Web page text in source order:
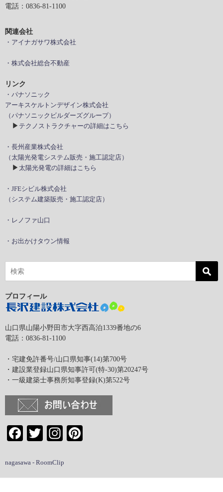
電話：0836-81-1100
関連会社
・アイナガサワ株式会社
・株式会社総合不動産
リンク
・パナソニック
アーキスケルトンデザイン株式会社
（パナソニックビルダーズグループ）
▶ テクノストラクチャーの詳細はこちら
・長州産業株式会社
（太陽光発電システム販売・施工認定店）
▶ 太陽光発電の詳細はこちら
・JFEシビル株式会社
（システム建築販売・施工認定店）
・レノファ山口
・お出かけタウン情報
プロフィール
山口県山陽小野田市大字西高泊1339番地の6
電話：0836-81-1100
・宅建免許番号/山口県知事(14)第700号
・建設業登録山口県知事許可(特-30)第20247号
・一級建築士事務所知事登録(K)第522号
FacebookTwitter Instagram
nagasawa - RoomClip